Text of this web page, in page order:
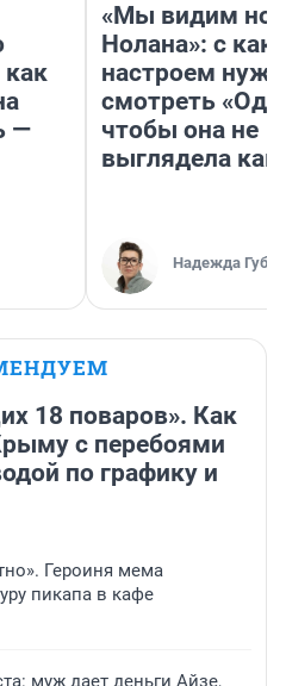
—
«Мы видим
Нолана»: с
настроем
смотреть
чтобы она не
выглядела как
Надежда
18 поваров». Как
с перебоями
по графику и
Героиня мема
пикапа в кафе
муж дает деньги Айзе,